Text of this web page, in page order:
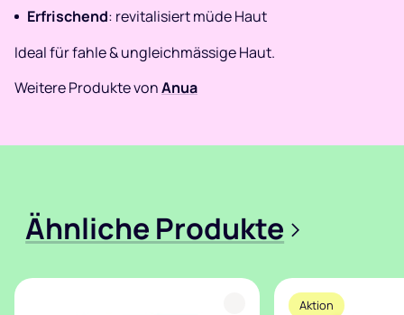
Erfrischend: revitalisiert müde Haut
Ideal für fahle & ungleichmässige Haut.
Weitere Produkte vonAnua
Ähnliche Produkte >
Aktion